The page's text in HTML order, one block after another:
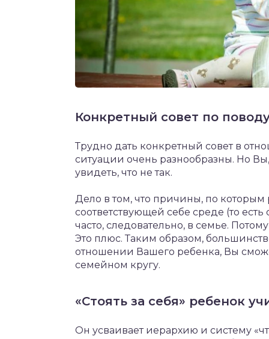
Конкретный совет по
Трудно дать конкретный совет в
ситуации очень разнообразны. Но
увидеть, что не так.
Дело в том, что причины, по
соответствующей себе среде (то
часто, следовательно, в семье.
Это плюс. Таким образом,
отношении Вашего ребенка, Вы
семейном кругу.
«Стоять за себя» ребенок
Он усваивает иерархию и систему